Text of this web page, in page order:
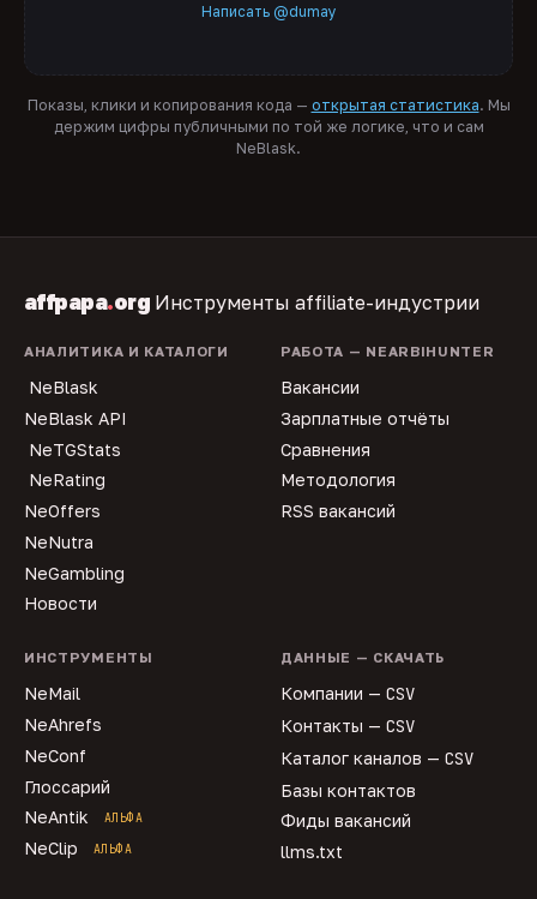
Написать @dumay
Показы, клики и копирования кода — открытая статистика. Мы
держим цифры публичными по той же логике, что и сам
NeBlask.
affpapa.org Инструменты affiliate-индустрии
АНАЛИТИКА И КАТАЛОГИ
NeBlask
NeBlask API
NeTGStats
NeRating
NeOffers
NeNutra
NeGambling
Новости
РАБОТА — NEARBIHUNTER
Вакансии
Зарплатные отчёты
Сравнения
Методология
RSS вакансий
ИНСТРУМЕНТЫ
NeMail
NeAhrefs
NeConf
Глоссарий
NeAntik
АЛЬФА
NeClip АЛЬФА
ДАННЫЕ — СКАЧАТЬ
Компании — CSV
Контакты — CSV
Каталог каналов — CSV
Базы контактов
Фиды вакансий
llms.txt